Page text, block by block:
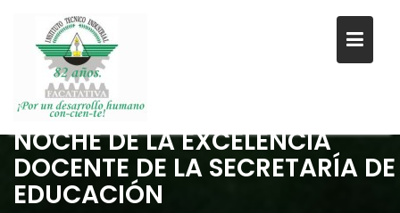
Saltar
contenido
NOCHE DE LA EXCELENCIA
DOCENTE DE LA SECRETARÍA DE
EDUCACIÓN